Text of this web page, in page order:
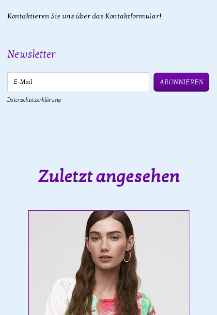
Kontaktieren Sie uns über das Kontaktformular!
Newsletter
ABONNIEREN
Datenschutzerklärung
Zuletzt angesehen